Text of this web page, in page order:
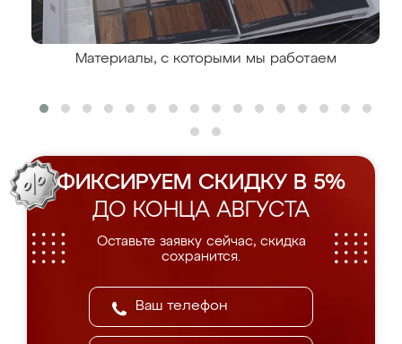
Материалы, с которыми мы работаем
ФИКСИРУЕМ СКИДКУ В 5%
ДО КОНЦА АВГУСТА
Оставьте заявку сейчас, скидка
сохранится.